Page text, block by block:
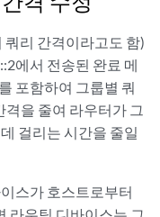
리 간격이라고도 함)
에서 전송된 완료 메
포함하여 그룹별 쿼
격을 줄여 라우터가 그
걸리는 시간을 줄일
스가 호스트로부터